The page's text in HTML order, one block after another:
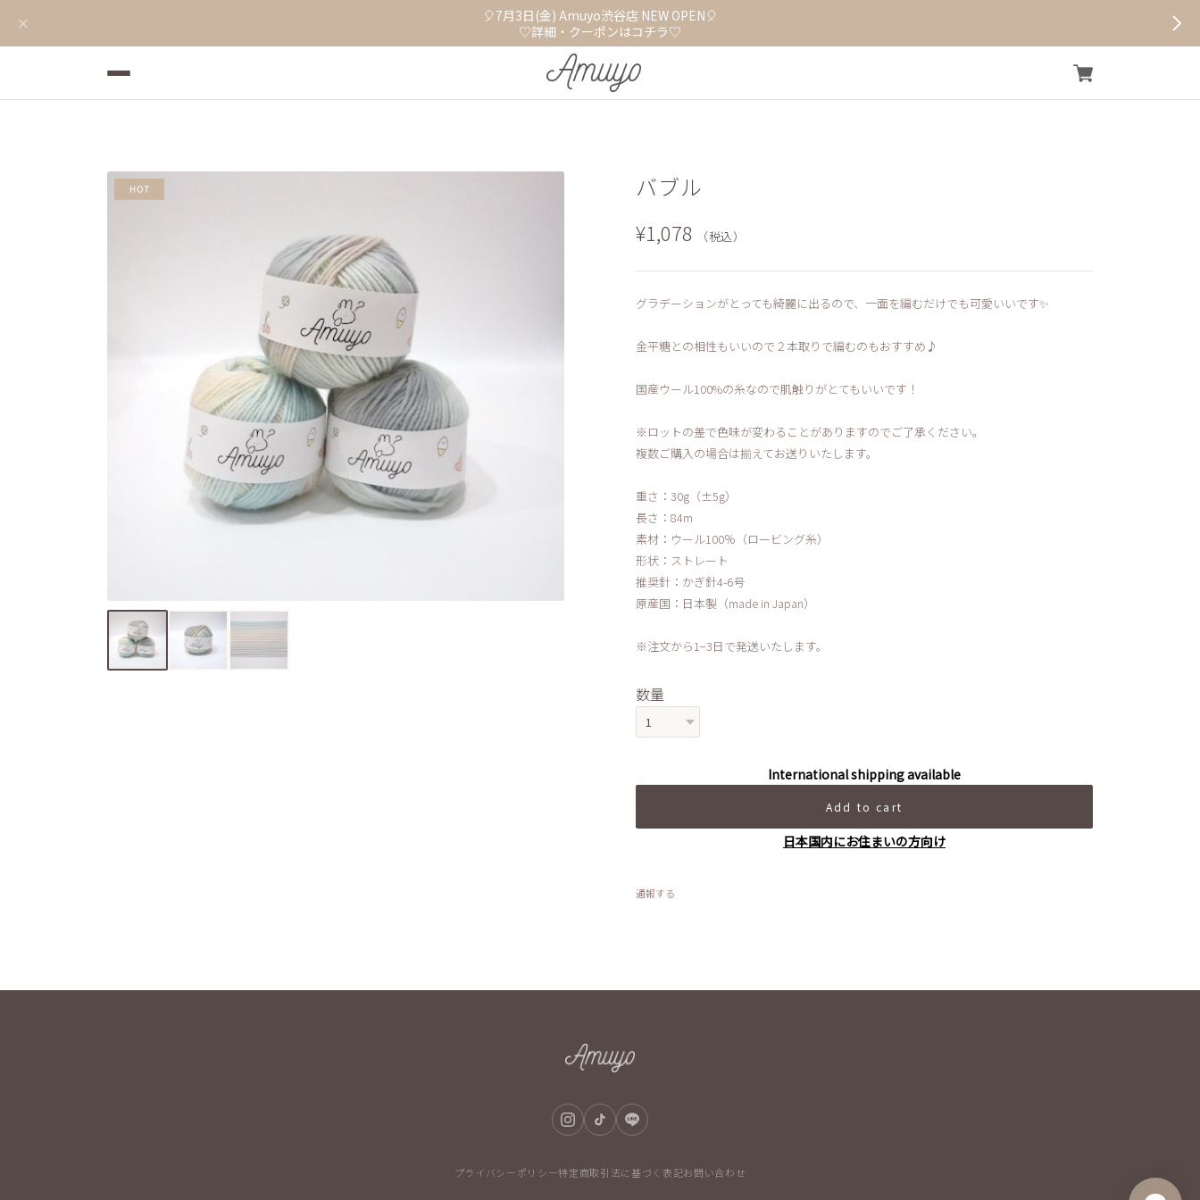
🎈7月3日(金) Amuyo渋谷店 NEW OPEN🎈
♡詳細・クーポンはコチラ♡
バブル
¥1,078 （税込）
グラデーションがとっても綺麗に出るので、一面を編むだけでも可愛いいです✨
金平糖との相性もいいので２本取りで編むのもおすすめ♪
国産ウール100%の糸なので肌触りがとてもいいです！
※ロットの差で色味が変わることがありますのでご了承ください。
複数ご購入の場合は揃えてお送りいたします。
重さ：30g（±5g）
長さ：84m
素材：ウール100％（ロービング糸）
形状：ストレート
推奨針：かぎ針4-6号
原産国：日本製（made in Japan）
※注文から1−3日で発送いたします。
数量
International shipping available
Add to cart
日本国内にお住まいの方向け
通報する
プライバシーポリシー特定商取引法に基づく表記お問い合わせ